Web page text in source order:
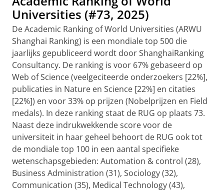
Universities (#73, 2025)
De Academic Ranking of World Universities (ARWU
Shanghai Ranking) is een mondiale top 500 die
jaarlijks gepubliceerd wordt door ShanghaiRanking
Consultancy. De ranking is voor 67% gebaseerd op
Web of Science (veelgeciteerde onderzoekers [22%],
publicaties in Nature en Science [22%] en citaties
[22%]) en voor 33% op prijzen (Nobelprijzen en Field
medals). In deze ranking staat de RUG op plaats 73.
Naast deze indrukwekkende score voor de
universiteit in haar geheel behoort de RUG ook tot
de mondiale top 100 in een aantal specifieke
wetenschapsgebieden: Automation & control (28),
Business Administration (31), Sociology (32),
Communication (35), Medical Technology (43),